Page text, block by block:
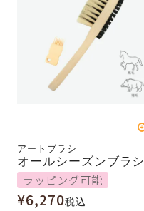
アートブラシ
オールシーズンブラシ
ラッピング可能
¥6,270税込